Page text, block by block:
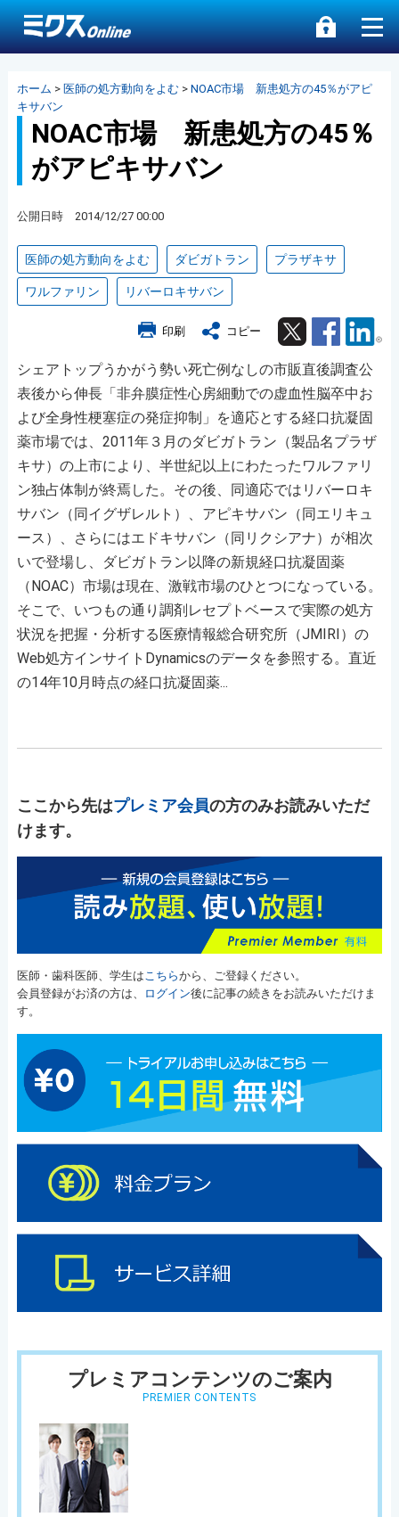
ホーム > 医師の処方動向をよむ> NOAC市場 新患処方の45％がアピ
キサバン
NOAC市場 新患処方の45％
がアピキサバン
公開日時 2014/12/27 00:00
医師の処方動向をよむ ダビガトラン プラザキサ
ワルファリン リバーロキサバン
印刷 コピー Twitter Facebook
シェアトップうかがう勢い死亡例なしの市販直後調査公
表後から伸長「非弁膜症性心房細動での虚血性脳卒中お
よび全身性梗塞症の発症抑制」を適応とする経口抗凝固
薬市場では、2011年３月のダビガトラン（製品名プラザ
キサ）の上市により、半世紀以上にわたったワルファリ
ン独占体制が終焉した。その後、同適応ではリバーロキ
サバン（同イグザレルト）、アピキサバン（同エリキュ
ース）、さらにはエドキサバン（同リクシアナ）が相次
いで登場し、ダビガトラン以降の新規経口抗凝固薬
（NOAC）市場は現在、激戦市場のひとつになっている。
そこで、いつもの通り調剤レセプトベースで実際の処方
状況を把握・分析する医療情報総合研究所（JMIRI）の
Web処方インサイトDynamicsのデータを参照する。直近
の14年10月時点の経口抗凝固薬...
ここから先はプレミア会員の方のみお読みいただ
けます。
医師・歯科医師、学生はこちらから、ご登録ください。
会員登録がお済の方は、
ログイン後に記事の続きをお読みいただけま
す。
プレミアコンテンツのご案内
PREMIER CONTENTS